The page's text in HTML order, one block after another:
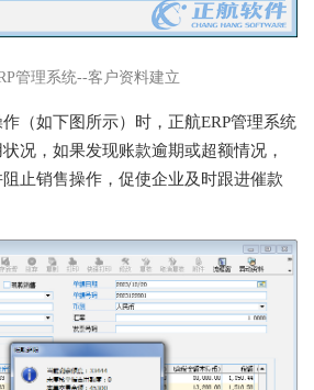
管理系统--客户资料建立
（如下图所示）时，正航ERP管理系统
况，如果发现账款逾期或超额情况，
止销售操作，促使企业及时跟进催款